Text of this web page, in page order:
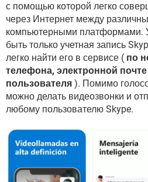
с помощью которой легко
через Интернет между
компьютерными платформами.
быть только учетная запись
легко найти его в сервисе ( по
телефона, электронной
пользователя ). Помимо
можно делать видеозвонки и
любому пользователю Skype.